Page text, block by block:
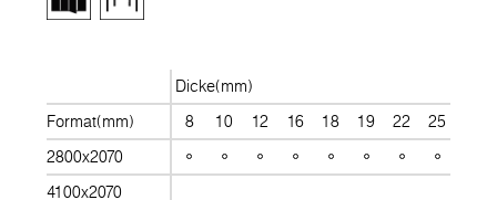
Dicke(mm)
Format(mm)
8 10 12 16 18 19 22 25
2800x2070
4100x2070